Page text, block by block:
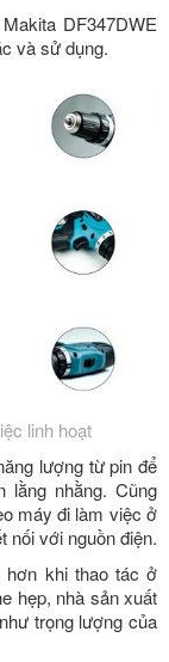
DF347DWE
và sử dụng.
linh hoạt
lượng từ pin để
lằng nhằng. Cũng
máy đi làm việc ở
nối với nguồn điện.
hơn khi thao tác ở
hẹp, nhà sản xuất
trọng lượng của